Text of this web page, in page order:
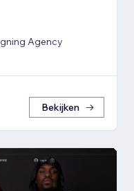
Agency
Bekijken